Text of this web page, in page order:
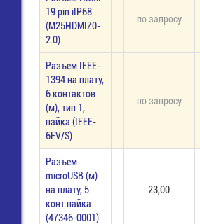
19 pin iIP68
(M25HDMIZ0-
2.0)
по запросу
Разъем IEEE-
1394 на плату,
6 контактов
(м), тип 1,
пайка (IEEE-
6FV/S)
по запросу
Разъем
microUSB (м)
на плату, 5
конт.пайка
(47346-0001)
23,00